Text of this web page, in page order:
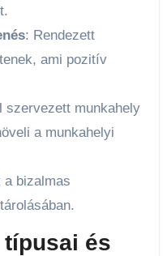
: Rendezett
ami pozitív
szervezett munkahely
a munkahelyi
a bizalmas
és